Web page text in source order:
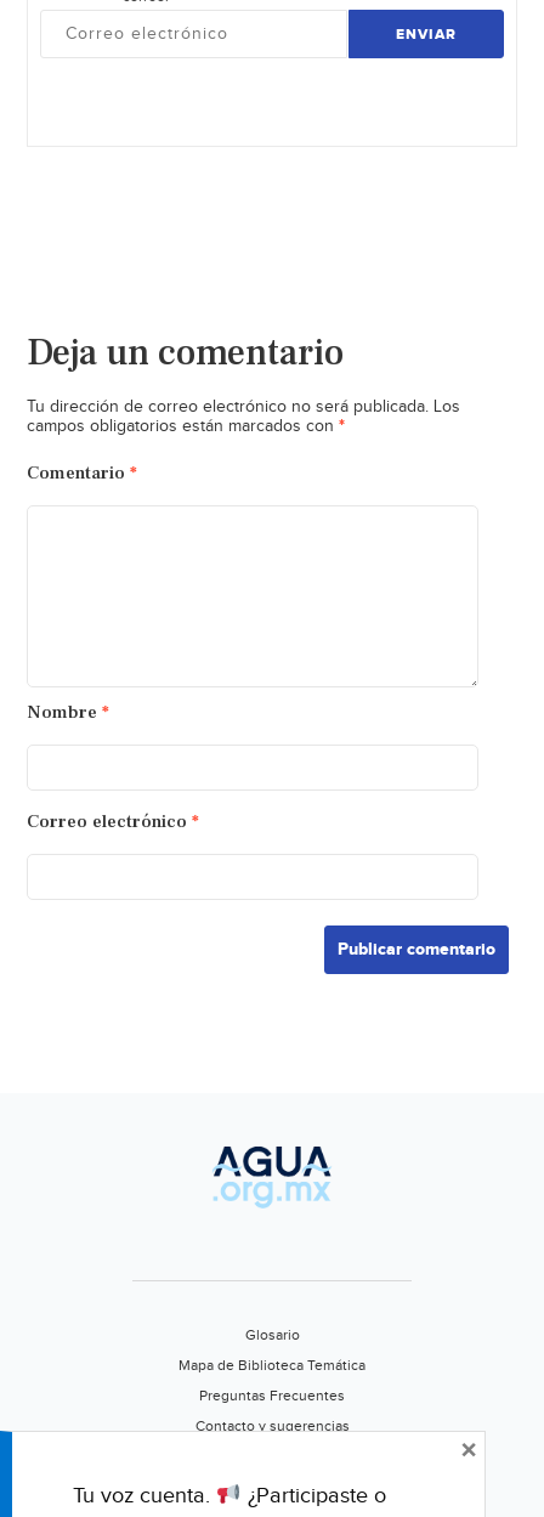
ENVIAR
Deja un comentario
Tu dirección de correo electrónico no será publicada. Los
campos obligatorios están marcados con *
Comentario *
Nombre *
Correo electrónico *
Glosario
Mapa de Biblioteca Temática
Preguntas Frecuentes
Contacto y sugerencias
Califica este portal
Tu voz cuenta.
¿Participaste o
×